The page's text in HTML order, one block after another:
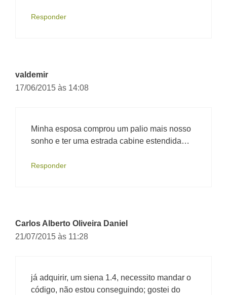
Responder
valdemir
17/06/2015 às 14:08
Minha esposa comprou um palio mais nosso
sonho e ter uma estrada cabine estendida…
Responder
Carlos Alberto Oliveira Daniel
21/07/2015 às 11:28
já adquirir, um siena 1.4, necessito mandar o
código, não estou conseguindo; gostei do